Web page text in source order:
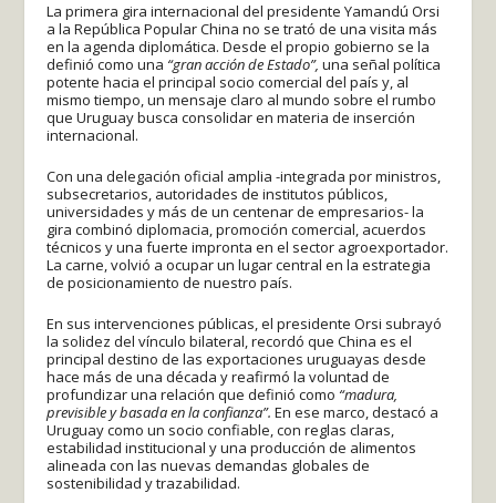
La primera gira internacional del presidente Yamandú Orsi
a la República Popular China no se trató de una visita más
en la agenda diplomática. Desde el propio gobierno se la
definió como una “gran acción de Estado”, una señal política
potente hacia el principal socio comercial del país y, al
mismo tiempo, un mensaje claro al mundo sobre el rumbo
que Uruguay busca consolidar en materia de inserción
internacional.
Con una delegación oficial amplia -integrada por ministros,
subsecretarios, autoridades de institutos públicos,
universidades y más de un centenar de empresarios- la
gira combinó diplomacia, promoción comercial, acuerdos
técnicos y una fuerte impronta en el sector agroexportador.
La carne, volvió a ocupar un lugar central en la estrategia
de posicionamiento de nuestro país.
En sus intervenciones públicas, el presidente Orsi subrayó
la solidez del vínculo bilateral, recordó que China es el
principal destino de las exportaciones uruguayas desde
hace más de una década y reafirmó la voluntad de
profundizar una relación que definió como “madura,
previsible y basada en la confianza”. En ese marco, destacó a
Uruguay como un socio confiable, con reglas claras,
estabilidad institucional y una producción de alimentos
alineada con las nuevas demandas globales de
sostenibilidad y trazabilidad.